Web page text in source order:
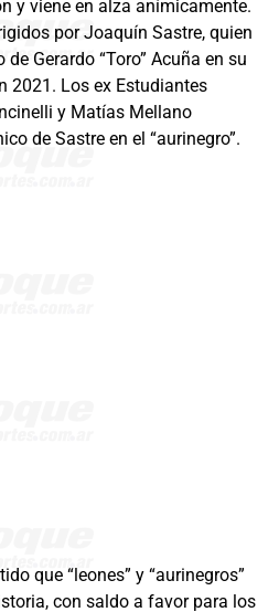
y viene en alza anímicamente.
por Joaquín Sastre, quien
Gerardo “Toro” Acuña en su
2021. Los ex Estudiantes
y Matías Mellano
de Sastre en el “aurinegro”.
que “leones” y “aurinegros”
con saldo a favor para los